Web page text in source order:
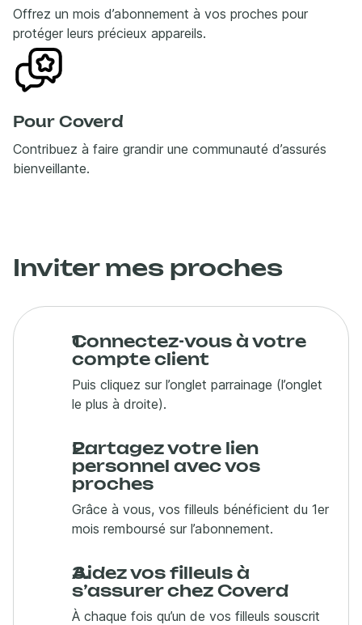
Offrez un mois d’abonnement à vos proches pour
protéger leurs précieux appareils.
Pour Coverd
Contribuez à faire grandir une communauté d’assurés
bienveillante.
Inviter mes proches
Connectez-vous à votre
compte client
Puis cliquez sur l’onglet parrainage (l’onglet
le plus à droite).
Partagez votre lien
personnel avec vos
proches
Grâce à vous, vos filleuls bénéficient du 1er
mois remboursé sur l’abonnement.
Aidez vos filleuls à
s’assurer chez Coverd
À chaque fois qu’un de vos filleuls souscrit